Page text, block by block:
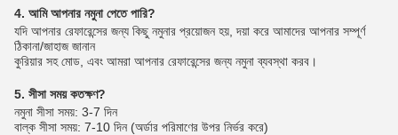
4. আমি আপনার নমুনা পেতে পারি?
যদি আপনার রেফারেন্সের জন্য কিছু নমুনার প্রয়োজন হয়, দয়া করে আমাদের আপনার সম্পূর্ণ
ঠিকানা/জাহাজ জানান
কুরিয়ার সহ মোড, এবং আমরা আপনার রেফারেন্সের জন্য নমুনা ব্যবস্থা করব।
5. সীসা সময় কতক্ষণ?
নমুনা সীসা সময়: 3-7 দিন
বাল্ক সীসা সময়: 7-10 দিন (অর্ডার পরিমাণের উপর নির্ভর করে)